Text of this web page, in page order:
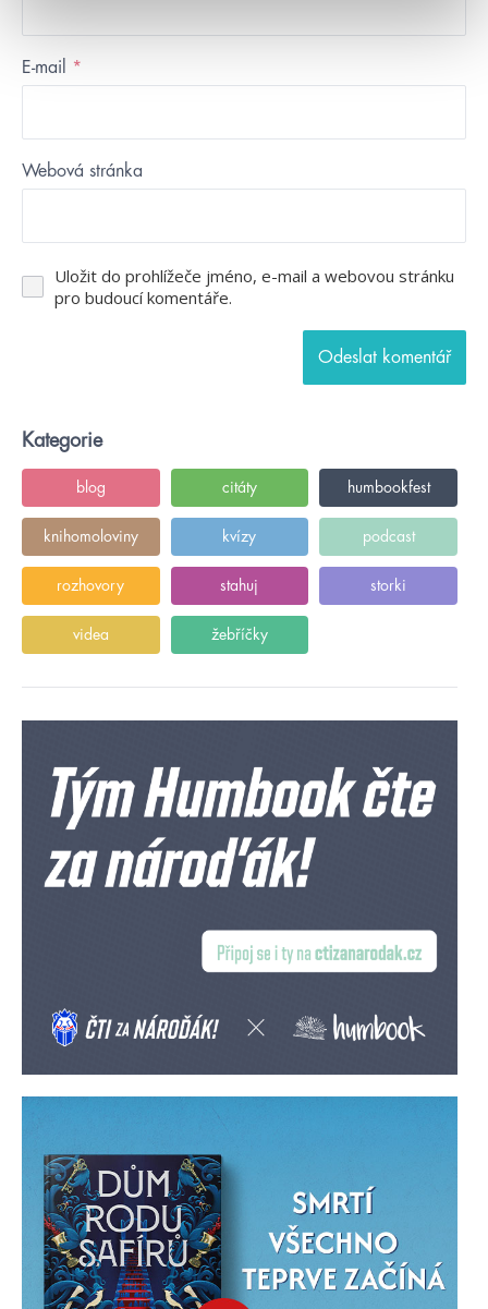
E-mail *
Webová stránka
Uložit do prohlížeče jméno, e-mail a webovou stránku
pro budoucí komentáře.
Kategorie
blog citáty humbookfest
knihomoloviny kvízy podcast
rozhovory stahuj storki
videa žebříčky